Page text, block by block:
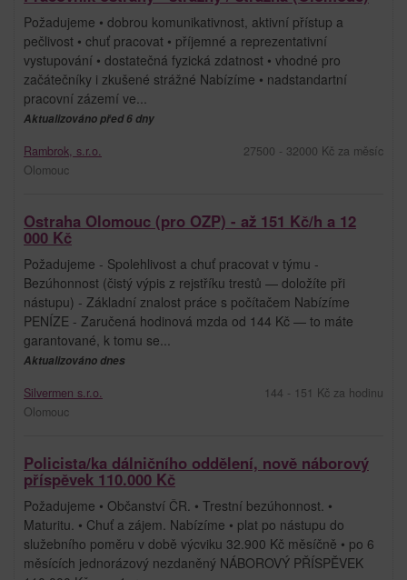
Požadujeme • dobrou komunikativnost, aktivní přístup a
pečlivost • chuť pracovat • příjemné a reprezentativní
vystupování • dostatečná fyzická zdatnost • vhodné pro
začátečníky i zkušené strážné Nabízíme • nadstandartní
pracovní zázemí ve...
Aktualizováno před 6 dny
Rambrok, s.r.o.
Olomouc
27500 - 32000 Kč za měsíc
Ostraha Olomouc (pro OZP) - až 151 Kč/h a 12
000 Kč
Požadujeme - Spolehlivost a chuť pracovat v týmu -
Bezúhonnost (čistý výpis z rejstříku trestů — doložíte při
nástupu) - Základní znalost práce s počítačem Nabízíme
PENÍZE - Zaručená hodinová mzda od 144 Kč — to máte
garantované, k tomu se...
Aktualizováno dnes
Silvermen s.r.o.
Olomouc
144 - 151 Kč za hodinu
Policista/ka dálničního oddělení, nově náborový
příspěvek 110.000 Kč
Požadujeme • Občanství ČR. • Trestní bezúhonnost. •
Maturitu. • Chuť a zájem. Nabízíme • plat po nástupu do
služebního poměru v době výcviku 32.900 Kč měsíčně • po 6
měsících jednorázový nezdaněný NÁBOROVÝ PŘÍSPĚVEK